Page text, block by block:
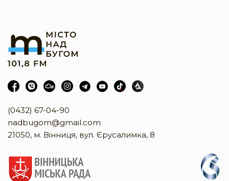
(0432) 67-04-90
nadbugom@gmail.com
21050, м. Вінниця, вул. Єрусалимка, 8